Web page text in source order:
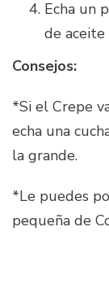
Echa un
de
Consejos:
*Si el Crepe
echa una
la grande.
*Le puedes
pequeña de